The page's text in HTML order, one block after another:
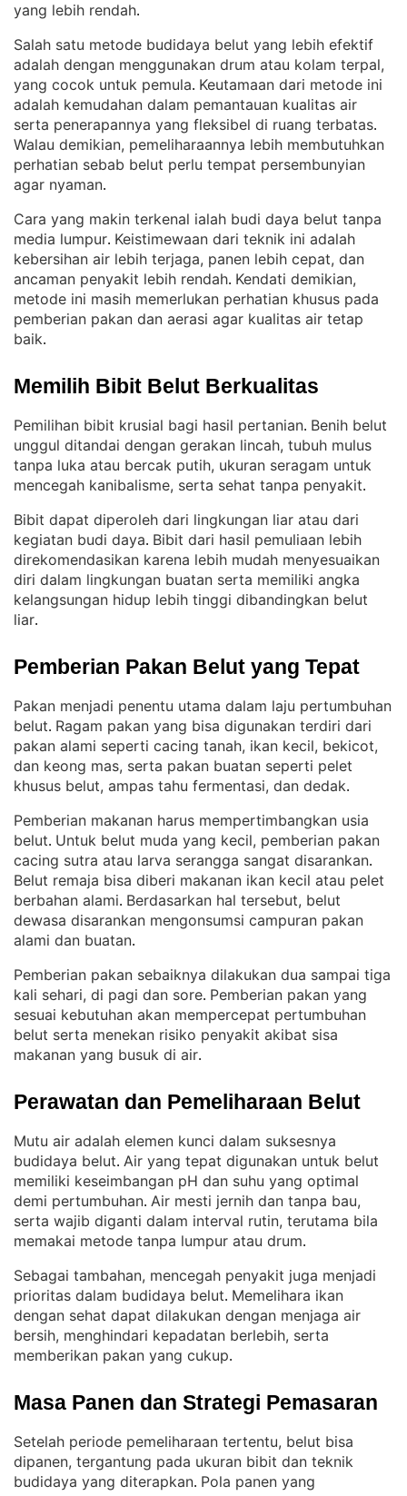
yang lebih rendah.
Salah satu metode budidaya belut yang lebih efektif
adalah dengan menggunakan drum atau kolam terpal,
yang cocok untuk pemula. Keutamaan dari metode ini
adalah kemudahan dalam pemantauan kualitas air
serta penerapannya yang fleksibel di ruang terbatas
Walau demikian, pemeliharaannya lebih membutuhkan
perhatian sebab belut perlu tempat persembunyian
agar nyaman.
Cara yang makin terkenal ialah budi daya belut tanpa
media lumpur. Keistimewaan dari teknik ini adalah
kebersihan air lebih terjaga, panen lebih cepat, dan
ancaman penyakit lebih rendah. Kendati demikian,
metode ini masih memerlukan perhatian khusus pada
pemberian pakan dan aerasi agar kualitas air tetap
baik.
Memilih Bibit Belut Berkualitas
Pemilihan bibit krusial bagi hasil pertanian. Benih belut
unggul ditandai dengan gerakan lincah, tubuh mulus
tanpa luka atau bercak putih, ukuran seragam untuk
mencegah kanibalisme, serta sehat tanpa penyakit.
Bibit dapat diperoleh dari lingkungan liar atau dari
kegiatan budi daya. Bibit dari hasil pemuliaan lebih
direkomendasikan karena lebih mudah menyesuaikan
diri dalam lingkungan buatan serta memiliki angka
kelangsungan hidup lebih tinggi dibandingkan belut
liar.
Pemberian Pakan Belut yang Tepat
Pakan menjadi penentu utama dalam laju pertumbuhan
belut. Ragam pakan yang bisa digunakan terdiri dari
pakan alami seperti cacing tanah, ikan kecil, bekicot,
dan keong mas, serta pakan buatan seperti pelet
khusus belut, ampas tahu fermentasi, dan dedak.
Pemberian makanan harus mempertimbangkan usia
belut. Untuk belut muda yang kecil, pemberian pakan
cacing sutra atau larva serangga sangat disarankan
Belut remaja bisa diberi makanan ikan kecil atau pelet
berbahan alami. Berdasarkan hal tersebut, belut
dewasa disarankan mengonsumsi campuran pakan
alami dan buatan.
Pemberian pakan sebaiknya dilakukan dua sampai tiga
kali sehari, di pagi dan sore. Pemberian pakan yang
sesuai kebutuhan akan mempercepat pertumbuhan
belut serta menekan risiko penyakit akibat sisa
makanan yang busuk di air.
Perawatan dan Pemeliharaan Belut
Mutu air adalah elemen kunci dalam suksesnya
budidaya belut. Air yang tepat digunakan untuk belut
memiliki keseimbangan pH dan suhu yang optimal
demi pertumbuhan. Air mesti jernih dan tanpa bau,
serta wajib diganti dalam interval rutin, terutama bila
memakai metode tanpa lumpur atau drum.
Sebagai tambahan, mencegah penyakit juga menjadi
prioritas dalam budidaya belut. Memelihara ikan
dengan sehat dapat dilakukan dengan menjaga air
bersih, menghindari kepadatan berlebih, serta
memberikan pakan yang cukup.
Masa Panen dan Strategi Pemasaran
Setelah periode pemeliharaan tertentu, belut bisa
dipanen, tergantung pada ukuran bibit dan teknik
budidaya yang diterapkan. Pola panen yang